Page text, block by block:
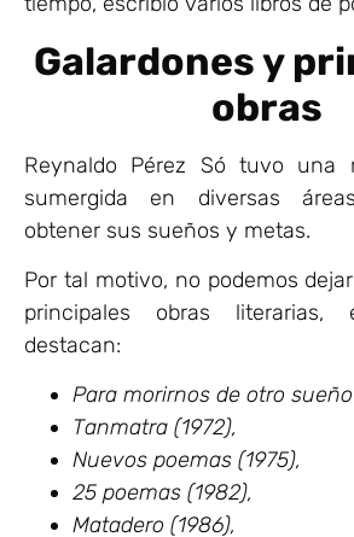
Galardones y
obras
Reynaldo Pérez Só tuvo una
sumergida en diversas
obtener sus sueños y metas.
Por tal motivo, no podemos
principales obras
destacan:
Para morirnos de otro sueño
Tanmatra (1972),
Nuevos poemas (1975),
25 poemas (1982),
Matadero (1986),